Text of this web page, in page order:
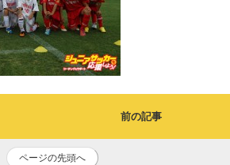
前の記事
ページの先頭へ